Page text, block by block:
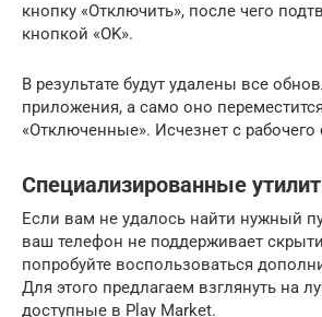
кнопку «Отключить», после чего
кнопкой «OK».
В результате будут удалены все
приложения, а само оно
«Отключенные». Исчезнет с
Специализированные
Если вам не удалось найти нужный
ваш телефон не поддерживает
попробуйте воспользоваться
Для этого предлагаем взглянуть на
доступные в Play Market.